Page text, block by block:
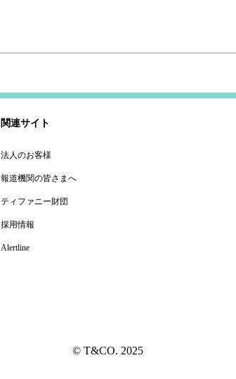
関連サイト
法人のお客様
報道機関の皆さまへ
ティファニー財団
採用情報
Alertline
© T&CO. 2025